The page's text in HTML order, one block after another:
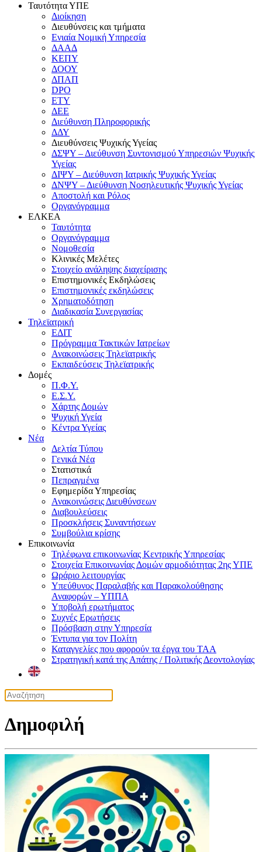
Ταυτότητα ΥΠΕ
Διοίκηση
Διευθύνσεις και τμήματα
Ενιαία Νομική Υπηρεσία
ΔΑΑΔ
ΚΕΠΥ
ΔΟΟΥ
ΔΠΑΠ
DPO
ΕΤΥ
ΔΕΕ
Διεύθυνση Πληροφορικής
ΔΔΥ
Διευθύνσεις Ψυχικής Υγείας
ΔΣΨΥ – Διεύθυνση Συντονισμού Υπηρεσιών Ψυχικής
Υγείας
ΔΙΨΥ – Διεύθυνση Ιατρικής Ψυχικής Υγείας
ΔΝΨΥ – Διεύθυνση Νοσηλευτικής Ψυχικής Υγείας
Αποστολή και Ρόλος
Οργανόγραμμα
ΕΛΚΕΑ
Ταυτότητα
Οργανόγραμμα
Νομοθεσία
Κλινικές Μελέτες
Στοιχείο ανάληψης διαχείρισης
Επιστημονικές Εκδηλώσεις
Επιστημονικές εκδηλώσεις
Χρηματοδότηση
Διαδικασία Συνεργασίας
Τηλεϊατρική
ΕΔΙΤ
Πρόγραμμα Τακτικών Ιατρείων
Ανακοινώσεις Τηλεϊατρικής
Εκπαιδεύσεις Τηλεϊατρικής
Δομές
Π.Φ.Υ.
Ε.Σ.Υ.
Χάρτης Δομών
Ψυχική Υγεία
Κέντρα Υγείας
Νέα
Δελτία Τύπου
Γενικά Νέα
Στατιστικά
Πεπραγμένα
Εφημερίδα Υπηρεσίας
Ανακοινώσεις Διευθύνσεων
Διαβουλεύσεις
Προσκλήσεις Συναντήσεων
Συμβούλια κρίσης
Επικοινωνία
Τηλέφωνα επικοινωνίας Κεντρικής Υπηρεσίας
Στοιχεία Επικοινωνίας Δομών αρμοδιότητας 2ης ΥΠΕ
Ωράριο λειτουργίας
Υπεύθυνος Παραλαβής και Παρακολούθησης
Αναφορών – ΥΠΠΑ
Υποβολή ερωτήματος
Συχνές Ερωτήσεις
Πρόσβαση στην Υπηρεσία
Έντυπα για τον Πολίτη
Καταγγελίες που αφορούν τα έργα του ΤΑΑ
Στρατηγική κατά της Απάτης / Πολιτικής Δεοντολογίας
Δημοφιλή